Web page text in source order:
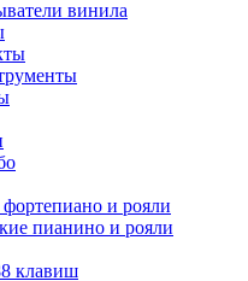
винила
и рояли
пианино и рояли
клавиш